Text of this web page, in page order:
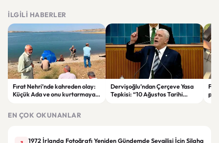
İLGILI HABERLER
Fırat Nehri’nde kahreden olay:
Küçük Ada ve onu kurtarmaya
Dervişoğlu’ndan Çerçeve Yasa
Tepkisi: “10 Ağustos Tarihi
EN ÇOK OKUNANLAR
1972 İrlanda Fotoğrafı Yeniden Gündemde Sevgilisi İçin Silaha